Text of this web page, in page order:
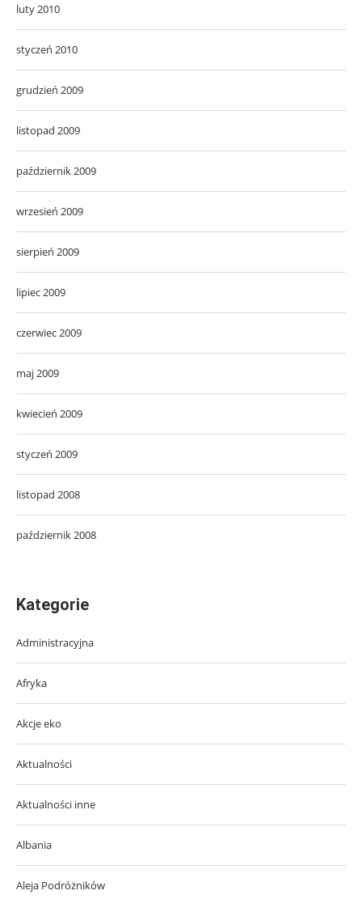
luty 2010
styczeń 2010
grudzień 2009
listopad 2009
październik 2009
wrzesień 2009
sierpień 2009
lipiec 2009
czerwiec 2009
maj 2009
kwiecień 2009
styczeń 2009
listopad 2008
październik 2008
Kategorie
Administracyjna
Afryka
Akcje eko
Aktualności
Aktualności inne
Albania
Aleja Podróżników